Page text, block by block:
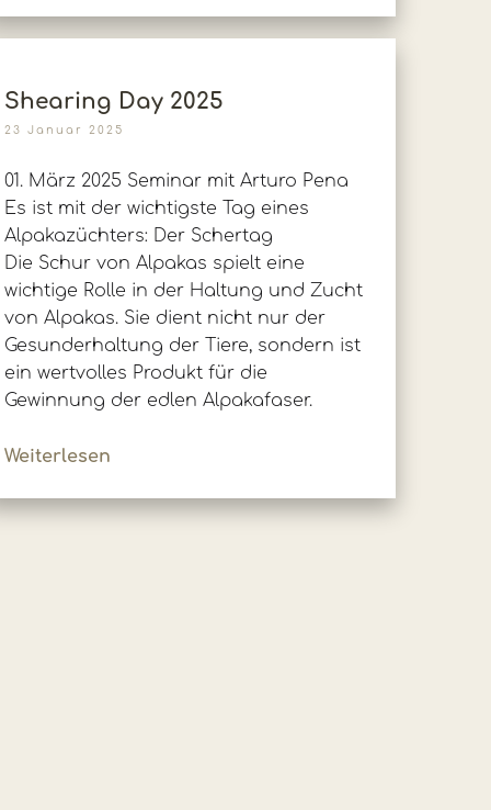
Shearing Day 2025
23 Januar 2025
01. März 2025 Seminar mit Arturo Pena
Es ist mit der wichtigste Tag eines
Alpakazüchters: Der Schertag
Die Schur von Alpakas spielt eine
wichtige Rolle in der Haltung und Zucht
von Alpakas. Sie dient nicht nur der
Gesunderhaltung der Tiere, sondern ist
ein wertvolles Produkt für die
Gewinnung der edlen Alpakafaser.
Weiterlesen